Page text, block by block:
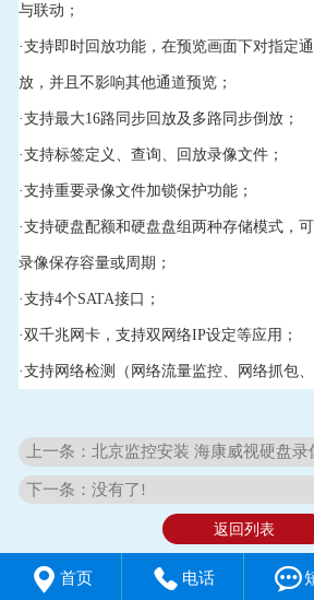
与联动；
·支持即时回放功能，在预览画面下对指定
放，并且不影响其他通道预览；
·支持最大16路同步回放及多路同步倒放；
·支持标签定义、查询、回放录像文件；
·支持重要录像文件加锁保护功能；
·支持硬盘配额和硬盘盘组两种存储模式，
录像保存容量或周期；
·支持4个SATA接口；
·双千兆网卡，支持双网络IP设定等应用；
·支持网络检测（网络流量监控、网络抓包
下一条：没有了!
返回列表
 首页  电话 